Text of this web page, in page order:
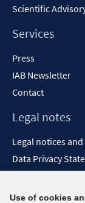
Scientific
Services
Press
IAB Newsletter
Contact
Legal notes
Legal notices
Data Privacy
Report
Use of cookies